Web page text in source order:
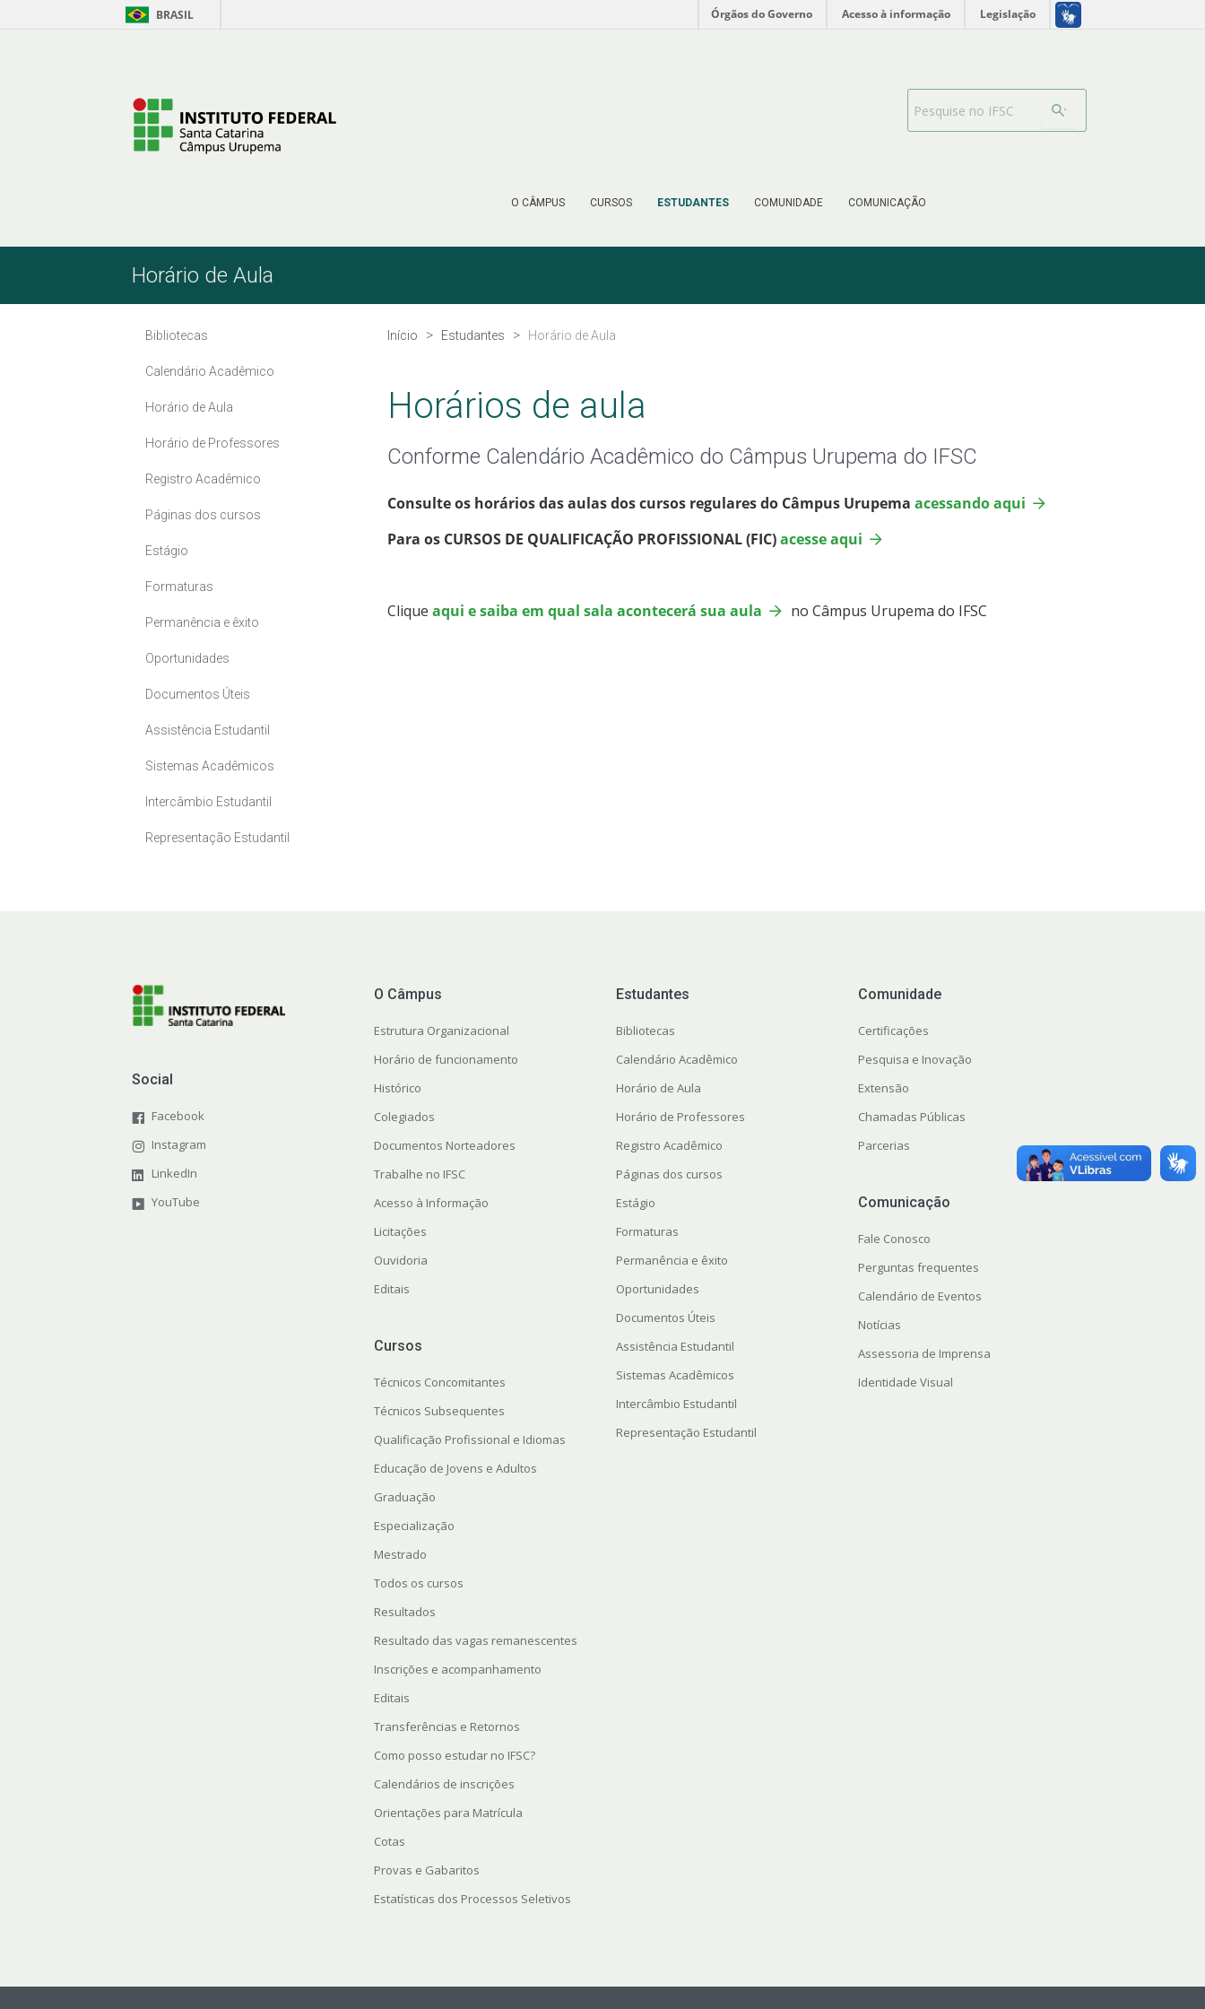
Pular para o Conteúdo BRASIL Órgãos do Governo Acesso à informação Legislação
O CÂMPUS CURSOS ESTUDANTES COMUNIDADE COMUNICAÇÃO
Barra de busca
Horário de Aula
Bibliotecas
Calendário Acadêmico
Horário de Aula
Horário de Professores
Registro Acadêmico
Páginas dos cursos
Estágio
Formaturas
Permanência e êxito
Oportunidades
Documentos Úteis
Assistência Estudantil
Sistemas Acadêmicos
Intercâmbio Estudantil
Representação Estudantil
Início Estudantes Horário de Aula
Horários de aula
Conforme Calendário Acadêmico do Câmpus Urupema do IFSC
Consulte os horários das aulas dos cursos regulares do Câmpus Urupema acessando aqui
Para os CURSOS DE QUALIFICAÇÃO PROFISSIONAL (FIC)acesse aqui
Clique aqui e saiba em qual sala acontecerá sua aula no Câmpus Urupema do IFSC
Social
Facebook
Instagram
LinkedIn
YouTube
O Câmpus
Estrutura Organizacional
Horário de funcionamento
Histórico
Colegiados
Documentos Norteadores
Trabalhe no IFSC
Acesso à Informação
Licitações
Ouvidoria
Editais
Cursos
Técnicos Concomitantes
Técnicos Subsequentes
Qualificação Profissional e Idiomas
Educação de Jovens e Adultos
Graduação
Especialização
Mestrado
Todos os cursos
Resultados
Resultado das vagas remanescentes
Inscrições e acompanhamento
Editais
Transferências e Retornos
Como posso estudar no IFSC?
Calendários de inscrições
Orientações para Matrícula
Cotas
Provas e Gabaritos
Estatísticas dos Processos Seletivos
Estudantes
Bibliotecas
Calendário Acadêmico
Horário de Aula
Horário de Professores
Registro Acadêmico
Páginas dos cursos
Estágio
Formaturas
Permanência e êxito
Oportunidades
Documentos Úteis
Assistência Estudantil
Sistemas Acadêmicos
Intercâmbio Estudantil
Representação Estudantil
Comunidade
Certificações
Pesquisa e Inovação
Extensão
Chamadas Públicas
Parcerias
Comunicação
Fale Conosco
Perguntas frequentes
Calendário de Eventos
Notícias
Assessoria de Imprensa
Identidade Visual